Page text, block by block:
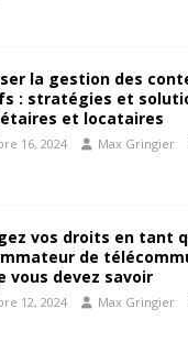
la gestion des
: stratégies et
et locataires
16, 2024 Max Gringier
vos droits en tant
de
vous devez savoir
12, 2024 Max Gringier